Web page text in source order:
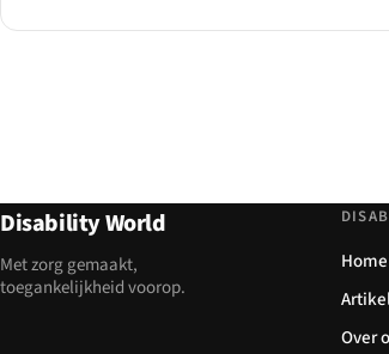
Disability World
Met zorg gemaakt,
toegankelijkheid voorop.
Home
Over